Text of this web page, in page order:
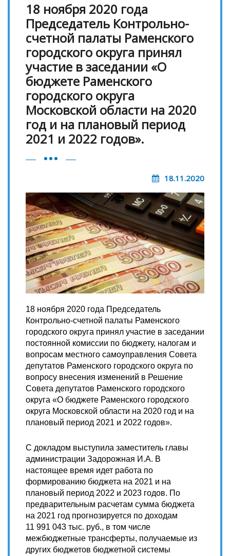
18 ноября 2020 года
Председатель Контрольно-
счетной палаты Раменского
городского округа принял
участие в заседании «О
бюджете Раменского
городского округа
Московской области на 2020
год и на плановый период
2021 и 2022 годов».
18.11.2020
18 ноября 2020 года Председатель
Контрольно-счетной палаты Раменского
городского округа принял участие в заседании
постоянной комиссии по бюджету, налогам и
вопросам местного самоуправления Совета
депутатов Раменского городского округа по
вопросу внесения изменений в Решение
Совета депутатов Раменского городского
округа «О бюджете Раменского городского
округа Московской области на 2020 год и на
плановый период 2021 и 2022 годов».
С докладом выступила заместитель главы
администрации Задорожная И.А. В
настоящее время идет работа по
формированию бюджета на 2021 и на
плановый период 2022 и 2023 годов. По
предварительным расчетам сумма бюджета
на 2021 год прогнозируется по доходам
11 991 043 тыс. руб., в том числе
межбюджетные трансферты, получаемые из
других бюджетов бюджетной системы